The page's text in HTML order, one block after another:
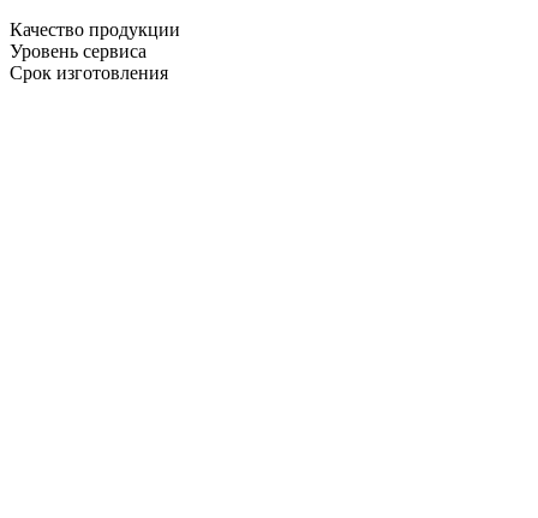
Качество продукции
Уровень сервиса
Срок изготовления